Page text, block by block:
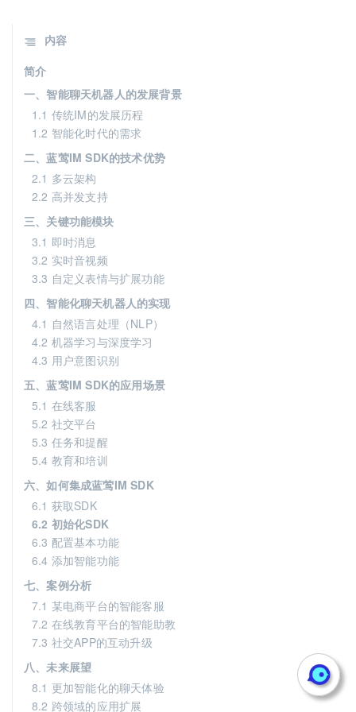
内容
简介
一、智能聊天机器人的发展背景
1.1 传统IM的发展历程
1.2 智能化时代的需求
二、蓝莺IM SDK的技术优势
2.1 多云架构
2.2 高并发支持
三、关键功能模块
3.1 即时消息
3.2 实时音视频
3.3 自定义表情与扩展功能
四、智能化聊天机器人的实现
4.1 自然语言处理（NLP）
4.2 机器学习与深度学习
4.3 用户意图识别
五、蓝莺IM SDK的应用场景
5.1 在线客服
5.2 社交平台
5.3 任务和提醒
5.4 教育和培训
六、如何集成蓝莺IM SDK
6.1 获取SDK
6.2 初始化SDK
6.3 配置基本功能
6.4 添加智能功能
七、案例分析
7.1 某电商平台的智能客服
7.2 在线教育平台的智能助教
7.3 社交APP的互动升级
八、未来展望
8.1 更加智能化的聊天体验
8.2 跨领域的应用扩展